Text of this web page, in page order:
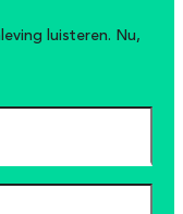
luisteren. Nu,